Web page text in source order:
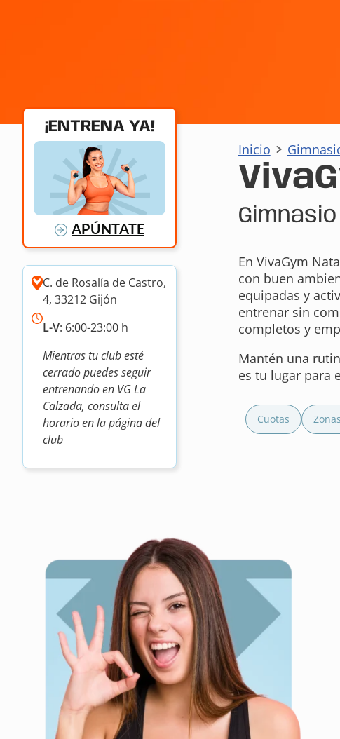
¡ENTRENA YA!
APÚNTATE
C. de Rosalía de Castro,
4, 33212 Gijón
L-V: 6:00-23:00 h
Mientras tu club esté
cerrado puedes seguir
entrenando en VG La
Calzada, consulta el
horario en la página del
club
Inicio
En VivaGym
con buen
equipadas y
entrenar sin
completos y
Mantén una
es tu lugar para
Cuotas